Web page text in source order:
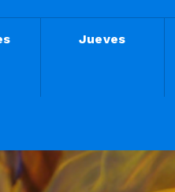
Jueves